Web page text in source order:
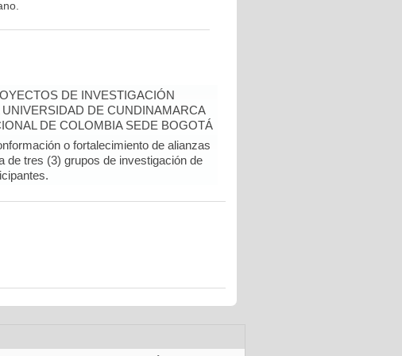
DE INVESTIGACIÓN
DE CUNDINAMARCA
DE COLOMBIA SEDE BOGOTÁ
o fortalecimiento de alianzas
de tres (3) grupos de investigación de